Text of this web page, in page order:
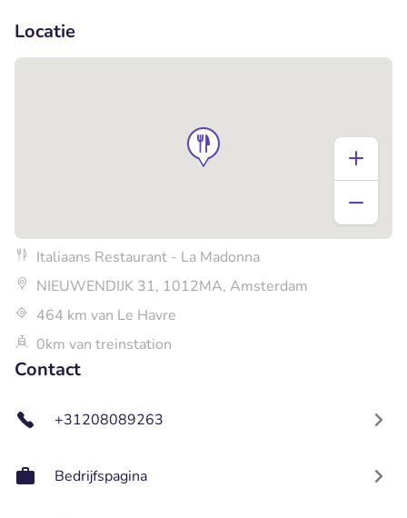
Locatie
Italiaans Restaurant - La Madonna
NIEUWENDIJK 31, 1012MA, Amsterdam
464 km van Le Havre
0km van treinstation
Contact
+31208089263
Bedrijfspagina